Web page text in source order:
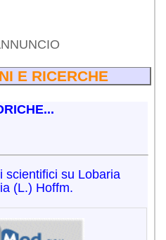
E RICERCHE
scientifici su Lobaria
(L.) Hoffm.